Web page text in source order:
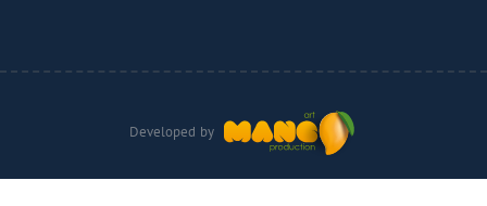
Developed by